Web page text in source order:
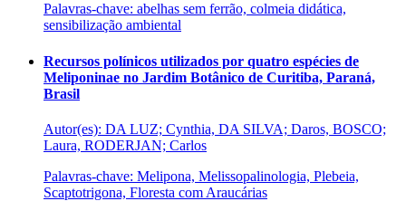
Palavras-chave: abelhas sem ferrão, colmeia didática,
sensibilização ambiental
Recursos polínicos utilizados por quatro espécies de
Meliponinae no Jardim Botânico de Curitiba, Paraná,
Brasil
Autor(es): DA LUZ; Cynthia, DA SILVA; Daros, BOSCO;
Laura, RODERJAN; Carlos
Palavras-chave: Melipona, Melissopalinologia, Plebeia,
Scaptotrigona, Floresta com Araucárias